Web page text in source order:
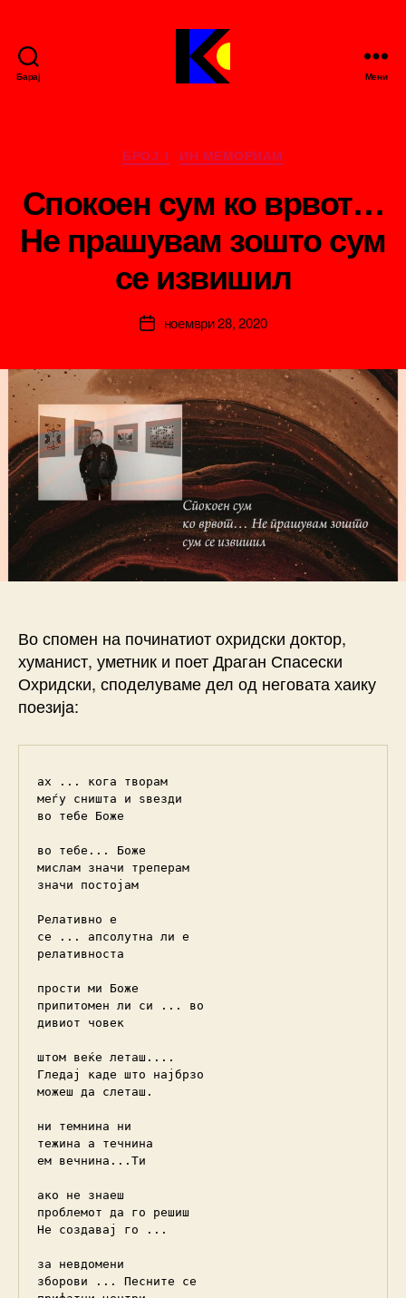
Барај Мени
Categories
БРОЈ 1 ИН МЕМОРИАМ
Спокоен сум ко врвот…
Не прашувам зошто сум
се извишил
author
B
ki
ic
k
Postноември 28, 2020
Во спомен на починатиот охридски доктор,
хуманист, уметник и поет Драган Спасески
Охридски, споделуваме дел од неговата хаику
поезијa:
ах ... кога творам
меѓу сништа и ѕвезди
во тебе Боже
во тебе... Боже
мислам значи треперам
значи постојам
Релативно е
се ... апсолутна ли е
релативноста
прости ми Боже
припитомен ли си ... во
дивиот човек
штом веќе леташ....
Гледај каде што најбрзо
можеш да слеташ.
ни темнина ни
тежина а течнина
ем вечнина...Ти
ако не знаеш
проблемот да го решиш
Не создавај го ...
за невдомени
зборови ... Песните се